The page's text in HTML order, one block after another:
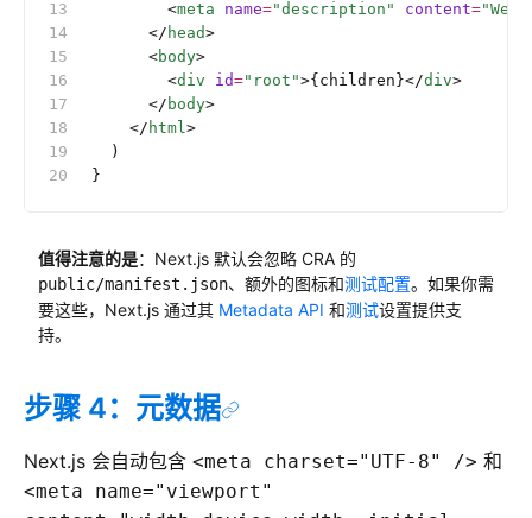
        <
meta name="description" content=
      </
head>
      <
body>
        <
div id="root">{children}</div>
      </
body>
    </
html>
  )
}
值得注意的是：Next.js 默认会忽略 CRA 的
public/manifest.json、额外的图标和测试配置。如果你需
要这些，Next.js 通过其 Metadata API 和测试设置提供支
持。
步骤 4：元数据
Next.js 会自动包含 <meta charset="UTF-8" /> 和
<meta name="viewport"